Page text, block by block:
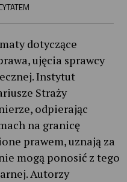
dotyczące
ujęcia sprawcy
Instytut
Straży
odpierając
na granicę
prawem, uznają za
mogą ponosić z tego
Autorzy